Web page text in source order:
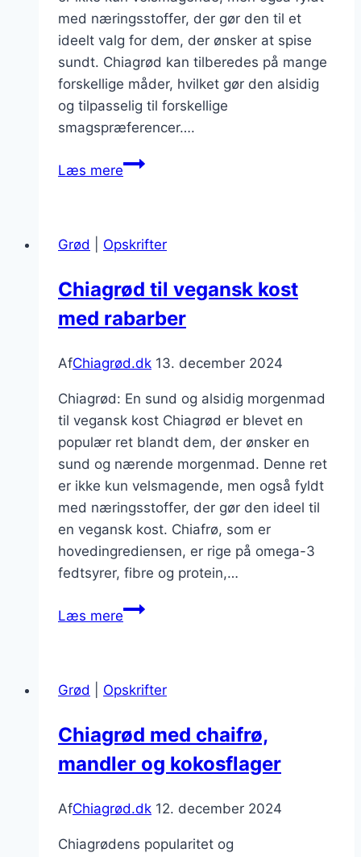
med næringsstoffer, der gør den til et
ideelt valg for dem, der ønsker at spise
sundt. Chiagrød kan tilberedes på mange
forskellige måder, hvilket gør den alsidig
og tilpasselig til forskellige
smagspræferencer….
Læs mereChiagrød
granola
sund
dessert
Grød Opskrifter
Chiagrød til vegansk kost
med rabarber
AfChiagrød.dk 13. december 2024
Chiagrød: En sund og alsidig morgenmad
til vegansk kost Chiagrød er blevet en
populær ret blandt dem, der ønsker en
sund og nærende morgenmad. Denne ret
er ikke kun velsmagende, men også fyldt
med næringsstoffer, der gør den ideel til
en vegansk kost. Chiafrø, som er
hovedingrediensen, er rige på omega-3
fedtsyrer, fibre og protein,…
Læs mereChiagrød
med
Grød Opskrifter
Chiagrød med chaifrø,
mandler og kokosflager
AfChiagrød.dk 12. december 2024
Chiagrødens popularitet og